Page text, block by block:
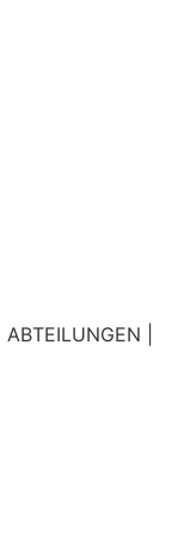
|